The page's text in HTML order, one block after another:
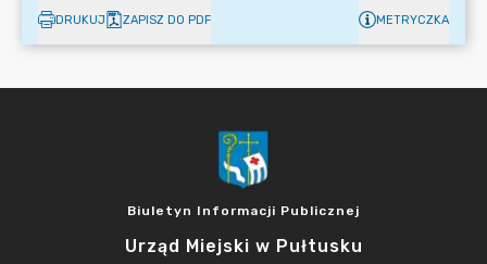
DRUKUJ ZAPISZ DO PDF METRYCZKA
Biuletyn Informacji Publicznej
Urząd Miejski w Pułtusku